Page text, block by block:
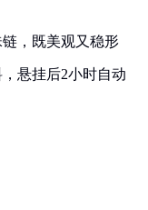
链，既美观又稳形
悬挂后2小时自动